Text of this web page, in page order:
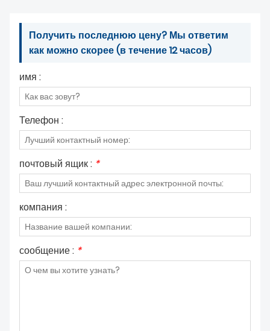
Получить последнюю цену? Мы ответим
как можно скорее (в течение 12 часов)
имя :
Телефон :
почтовый ящик : *
компания :
сообщение : *